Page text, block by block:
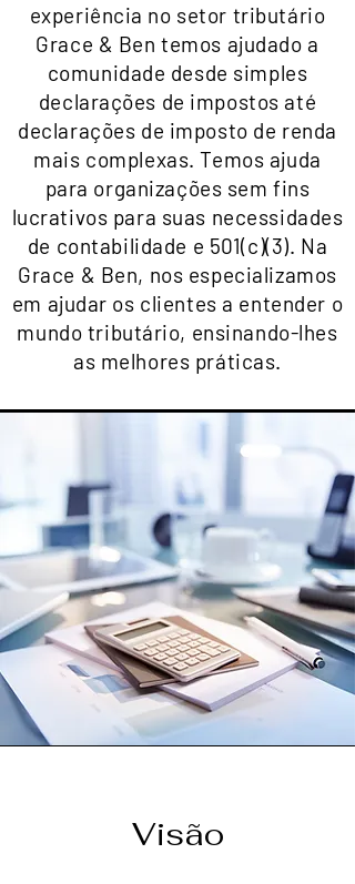
experiência no setor tributário
Grace & Ben temos ajudado a
comunidade desde simples
declarações de impostos até
declarações de imposto de renda
mais complexas. Temos ajuda
para organizações sem fins
lucrativos para suas necessidades
de contabilidade e 501(c)(3). Na
Grace & Ben, nos especializamos
em ajudar os clientes a entender o
mundo tributário, ensinando-lhes
as melhores práticas.
Visão